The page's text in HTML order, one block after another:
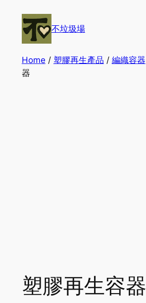
content
不垃圾場
Home / 塑膠再生產品 / 編織容器
器
塑膠再生容器